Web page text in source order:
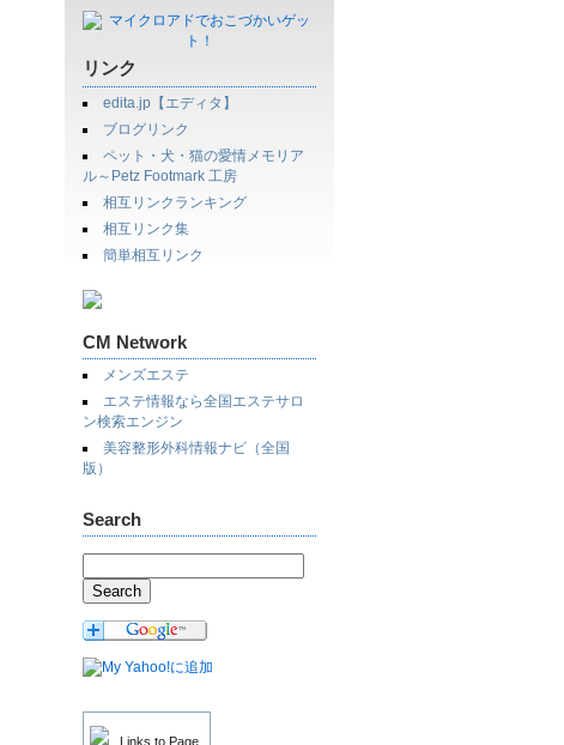
リンク
edita.jp【エディタ】
ブログリンク
ペット・犬・猫の愛情メモリア
ル～Petz Footmark 工房
相互リンクランキング
相互リンク集
簡単相互リンク
CM Network
メンズエステ
エステ情報なら全国エステサロ
ン検索エンジン
美容整形外科情報ナビ（全国
版）
Search
Links to Page